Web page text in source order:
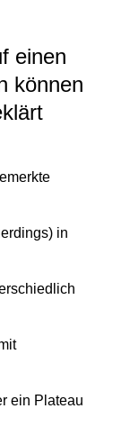
einen
können
in
ein Plateau